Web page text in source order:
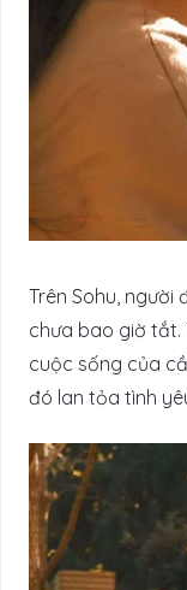
Trên Sohu,
chưa bao giờ tắt.
cuộc sống của
đó lan tỏa tình